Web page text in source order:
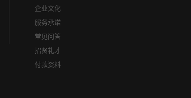
企业文化
服务承诺
常见问答
招贤礼才
付款资料